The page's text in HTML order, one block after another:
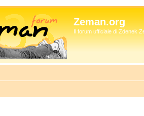
Zeman.org
Il forum ufficiale di Zdenek